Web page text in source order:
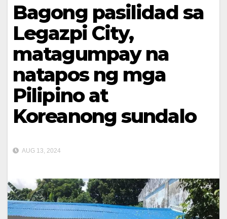
Bagong pasilidad sa
Legazpi City,
matagumpay na
natapos ng mga
Pilipino at
Koreanong sundalo
AUG 13, 2024